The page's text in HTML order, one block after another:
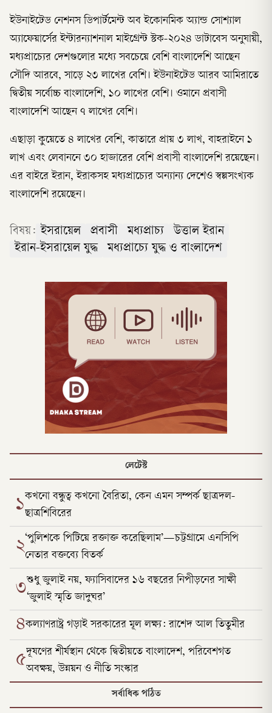
ইউনাইটেড নেশনস ডিপার্টমেন্ট অব ইকোনমিক অ্যান্ড সোশ্যাল
অ্যাফেয়ার্সের ইন্টারন্যাশনাল মাইগ্রেন্ট স্টক-২০২৪ ডাটাবেস অনুযায়ী,
মধ্যপ্রাচ্যের দেশগুলোর মধ্যে সবচেয়ে বেশি বাংলাদেশি আছেন
সৌদি আরবে, সাড়ে ২৩ লাখের বেশি। ইউনাইটেড আরব আমিরাতে
দ্বিতীয় সর্বোচ্চ বাংলাদেশি, ১০ লাখের বেশি। ওমানে প্রবাসী
বাংলাদেশি আছেন ৭ লাখের বেশি।
এছাড়া কুয়েতে ৪ লাখের বেশি, কাতারে প্রায় ৩ লাখ, বাহরাইনে ১
লাখ এবং লেবাননে ৩০ হাজারের বেশি প্রবাসী বাংলাদেশি রয়েছেন।
এর বাইরে ইরান, ইরাকসহ মধ্যপ্রাচ্যের অন্যান্য দেশেও স্বল্পসংখ্যক
বাংলাদেশি রয়েছেন।
বিষয়: ইসরায়েল প্রবাসী মধ্যপ্রাচ্য
উত্তাল ইরান
ইরান-ইসরায়েল যুদ্ধ
মধ্যপ্রাচ্যে যুদ্ধ ও বাংলাদেশ
লেটেস্ট
১কখনো বন্ধুত্ব কখনো বৈরিতা, কেন এমন সম্পর্ক ছাত্রদল-
ছাত্রশিবিরের
২‘পুলিশকে পিটিয়ে রক্তাক্ত করেছিলাম’—চট্টগ্রামে এনসিপি
নেতার বক্তব্যে বিতর্ক
৩শুধু জুলাই নয়, ফ্যাসিবাদের ১৬ বছরের নিপীড়নের সাক্ষী
‘জুলাই স্মৃতি জাদুঘর’
৪কল্যাণরাষ্ট্র গড়াই সরকারের মূল লক্ষ্য: রাশেদ আল তিতুমীর
৫দূষণের শীর্ষস্থান থেকে দ্বিতীয়তে বাংলাদেশ, পরিবেশগত
অবক্ষয়, উন্নয়ন ও নীতি সংস্কার
সর্বাধিক পঠিত